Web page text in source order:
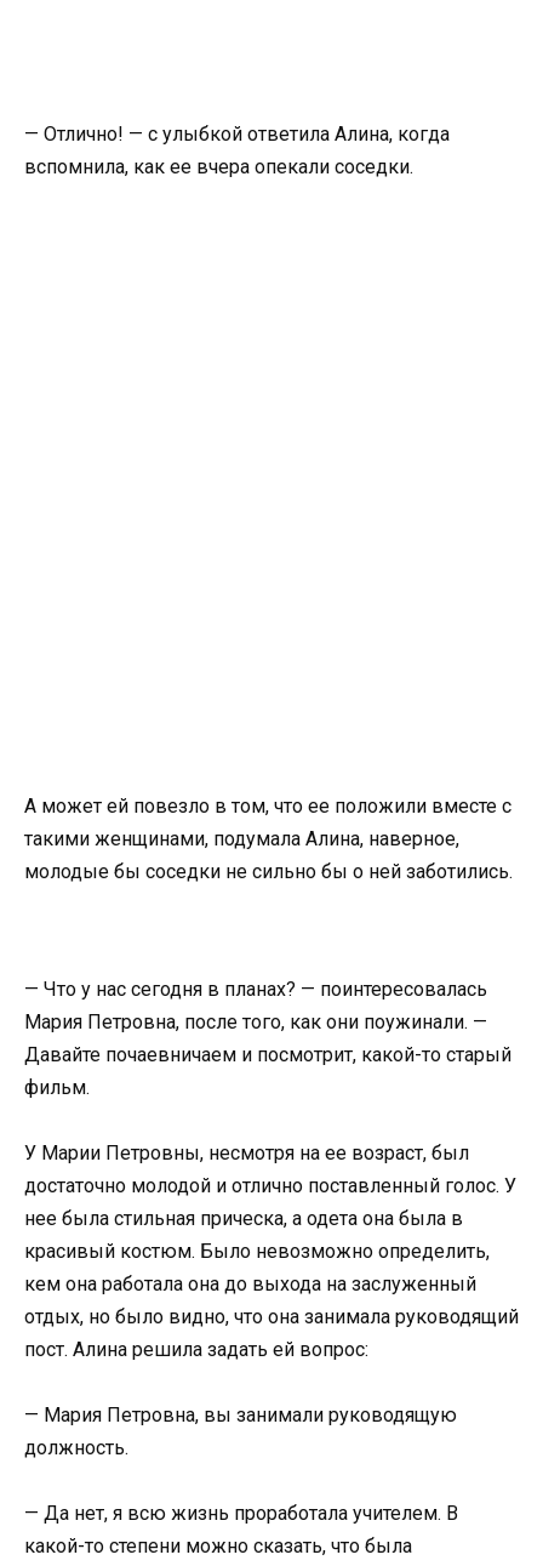
— Отлично! — с улыбкой ответила Алина, когда
вспомнила, как ее вчера опекали соседки.
А может ей повезло в том, что ее положили вместе с
такими женщинами, подумала Алина, наверное,
молодые бы соседки не сильно бы о ней заботились.
— Что у нас сегодня в планах? — поинтересовалась
Мария Петровна, после того, как они поужинали. —
Давайте почаевничаем и посмотрит, какой-то старый
фильм.
У Марии Петровны, несмотря на ее возраст, был
достаточно молодой и отлично поставленный голос. У
нее была стильная прическа, а одета она была в
красивый костюм. Было невозможно определить,
кем она работала она до выхода на заслуженный
отдых, но было видно, что она занимала руководящий
пост. Алина решила задать ей вопрос:
— Мария Петровна, вы занимали руководящую
должность.
— Да нет, я всю жизнь проработала учителем. В
какой-то степени можно сказать, что была